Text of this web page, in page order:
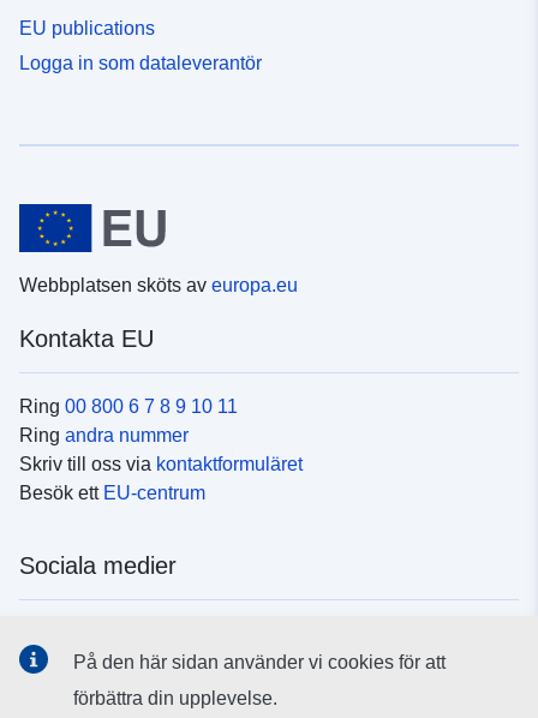
EU publications
Logga in som dataleverantör
Webbplatsen sköts av europa.eu
Kontakta EU
Ring 00 800 6 7 8 9 10 11
Ring andra nummer
Skriv till oss via kontaktformuläret
Besök ett EU-centrum
Sociala medier
På den här sidan använder vi cookies för att
förbättra din upplevelse.